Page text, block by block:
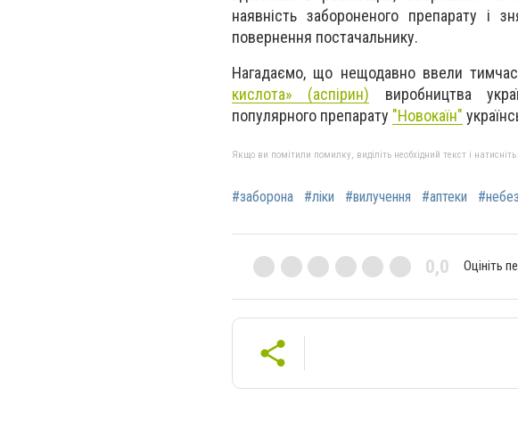
наявність забороненого препарату
повернення постачальнику.
Нагадаємо, що нещодавно ввели
кислота» (аспірин) виробництва
популярного препарату "Новокаїн"
Якщо ви помітили помилку, виділіть необхідний текст і
#заборона #ліки #вилучення #аптеки
0,0 Оцініть